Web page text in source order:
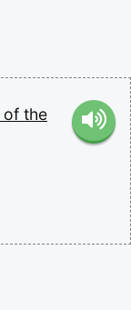
of the